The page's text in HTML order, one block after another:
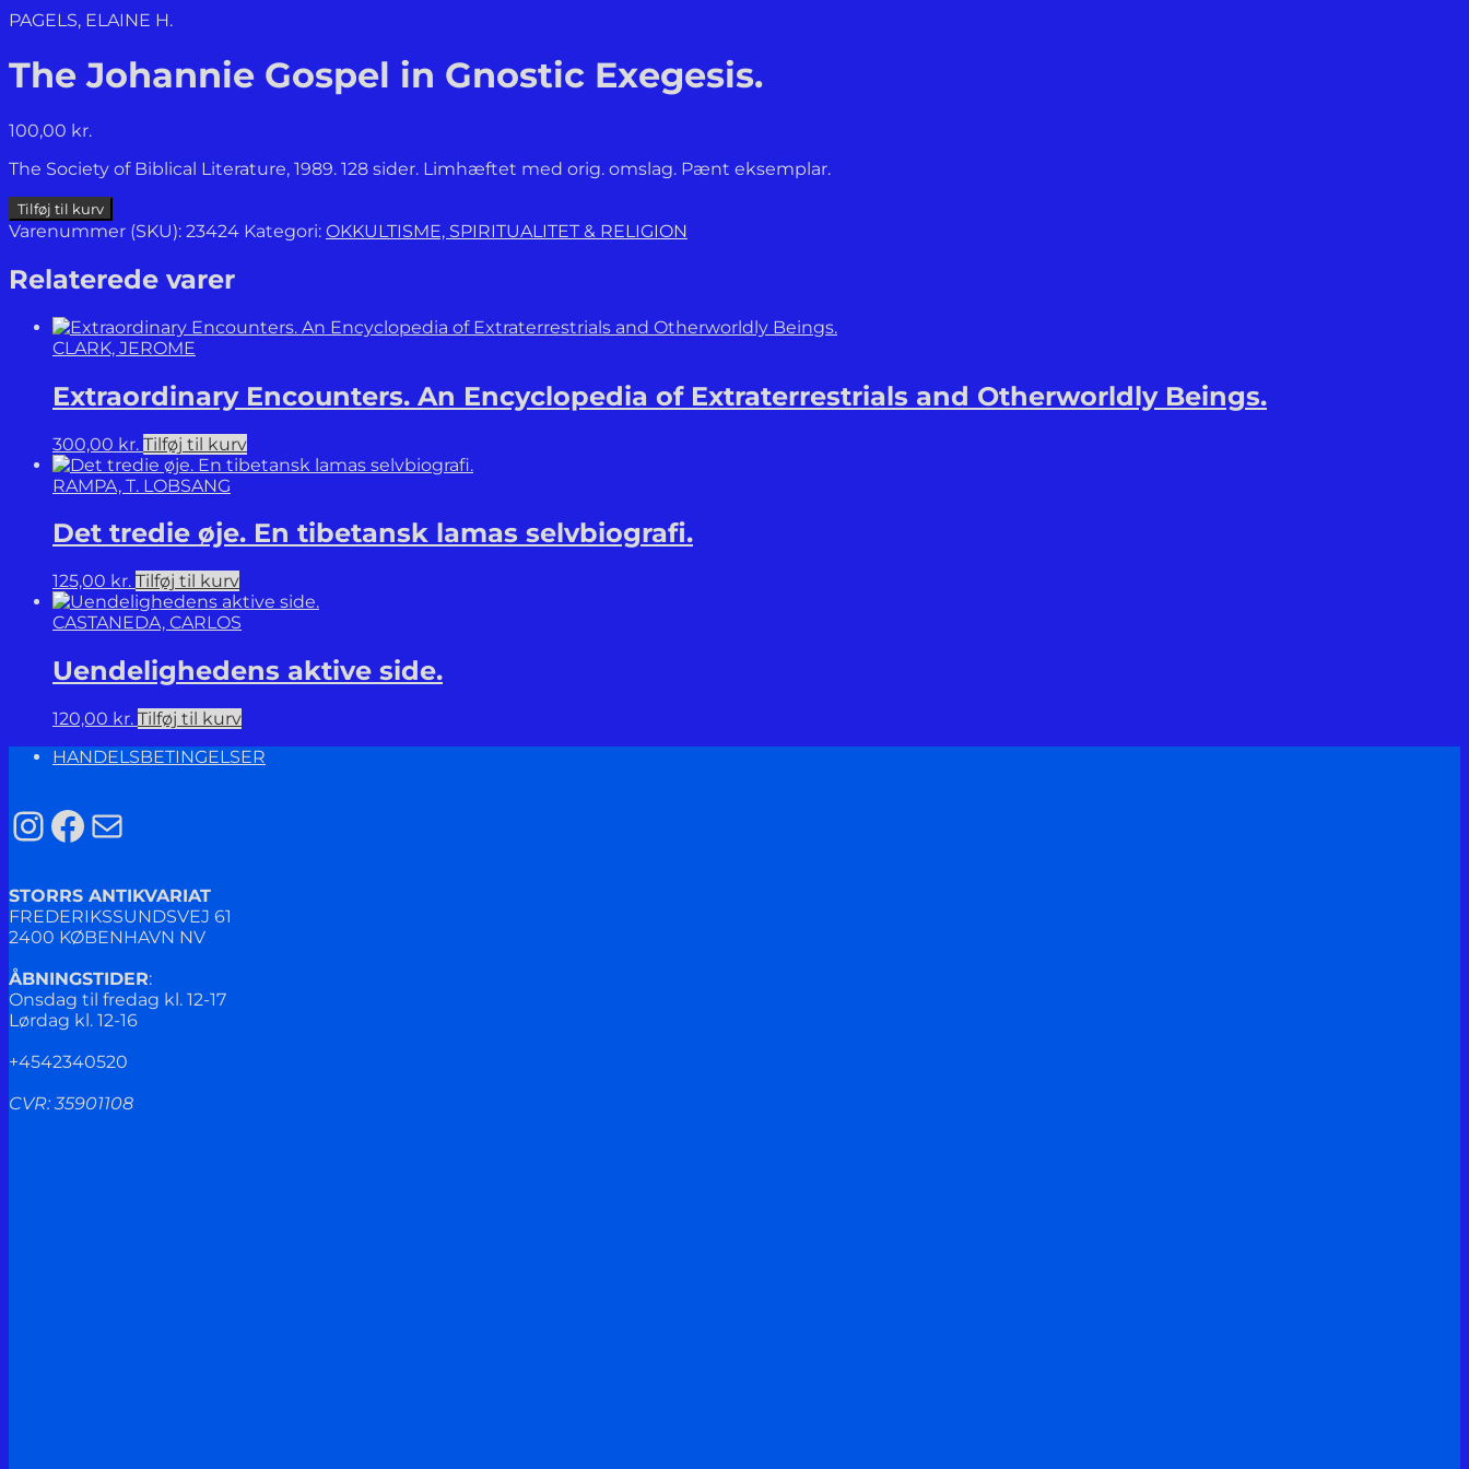
PAGELS, ELAINE H.
The Johannie Gospel in Gnostic Exegesis.
100,00 kr.
The Society of Biblical Literature, 1989. 128 sider. Limhæftet med orig. omslag. Pænt eksemplar.
The
Johannie
in
Gnostic
antal
Tilføj til kurv
Varenummer (SKU): 23424 Kategori: OKKULTISME, SPIRITUALITET & RELIGION
Relaterede varer
CLARK, JEROME
Extraordinary Encounters. An Encyclopedia of Extraterrestrials and Otherworldly Beings.
300,00 kr. Tilføj til kurv
RAMPA, T. LOBSANG
Det tredie øje. En tibetansk lamas selvbiografi.
125,00 kr. Tilføj til kurv
CASTANEDA, CARLOS
Uendelighedens aktive side.
120,00 kr. Tilføj til kurv
HANDELSBETINGELSER
Instagram
Facebook
Mail
STORRS ANTIKVARIAT
FREDERIKSSUNDSVEJ 61
2400 KØBENHAVN NV
ÅBNINGSTIDER:
Onsdag til fredag kl. 12-17
Lørdag kl. 12-16
+4542340520
CVR: 35901108